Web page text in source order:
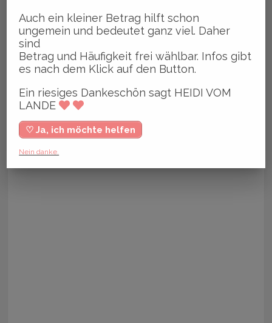
Auch ein kleiner Betrag hilft schon
ungemein und bedeutet ganz viel. Daher
sind
Betrag und Häufigkeit frei wählbar. Infos gibt
es nach dem Klick auf den Button.
Ein riesiges Dankeschön sagt HEIDI VOM
LANDE
♡ Ja, ich möchte helfen
Nein danke.